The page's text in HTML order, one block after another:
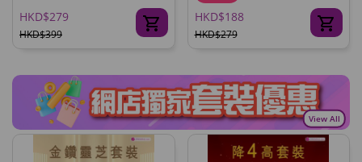
HKD$279
HKD$399
HKD$188
HKD$279
View All